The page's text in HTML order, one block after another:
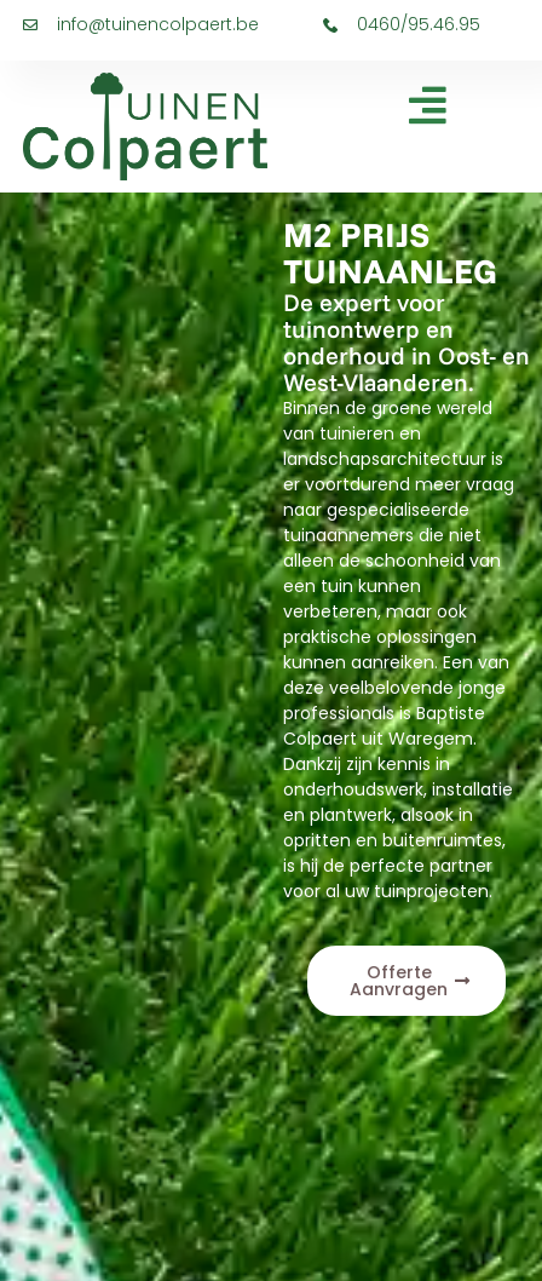
info@tuinencolpaert.be 0460/95.46.95
M2 PRIJS
TUINAANLEG
De expert voor
tuinontwerp en
onderhoud in Oost- en
West-Vlaanderen.
Binnen de groene wereld
van tuinieren en
landschapsarchitectuur is
er voortdurend meer vraag
naar gespecialiseerde
tuinaannemers die niet
alleen de schoonheid van
een tuin kunnen
verbeteren, maar ook
praktische oplossingen
kunnen aanreiken. Een van
deze veelbelovende jonge
professionals is Baptiste
Colpaert uit Waregem.
Dankzij zijn kennis in
onderhoudswerk, installatie
en plantwerk, alsook in
opritten en buitenruimtes,
is hij de perfecte partner
voor al uw tuinprojecten.
Offerte
Aanvragen